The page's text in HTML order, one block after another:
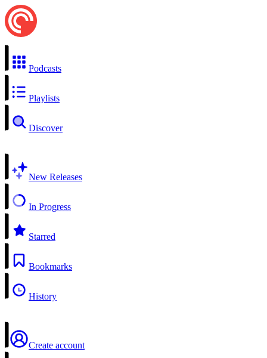
Podcasts
Playlists
Discover
New Releases
In Progress
Starred
Bookmarks
History
Create account